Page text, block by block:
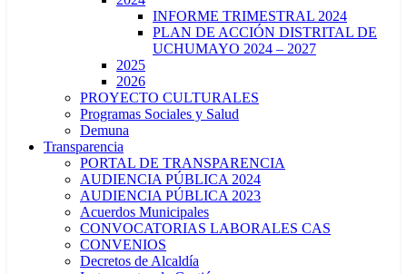
INFORME TRIMESTRAL 2024
PLAN DE ACCIÓN DISTRITAL DE
UCHUMAYO 2024 – 2027
2025
2026
PROYECTO CULTURALES
Programas Sociales y Salud
Demuna
Transparencia
PORTAL DE TRANSPARENCIA
AUDIENCIA PÚBLICA 2024
AUDIENCIA PÚBLICA 2023
Acuerdos Municipales
CONVOCATORIAS LABORALES CAS
CONVENIOS
Decretos de Alcaldía